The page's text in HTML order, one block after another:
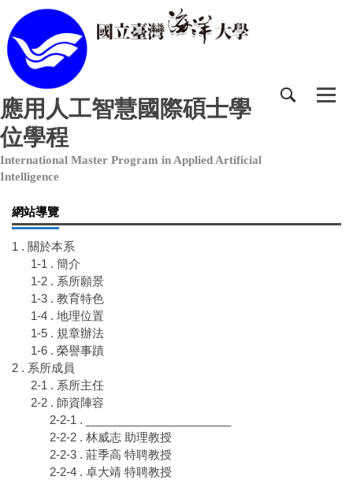
到
主
要
內
容
區
應用人工智慧國際碩士學
位學程
International Master Program in Applied Artificial
Intelligence
網站導覽
1 . 關於本系
1-1 . 簡介
1-2 . 系所願景
1-3 . 教育特色
1-4 . 地理位置
1-5 . 規章辦法
1-6 . 榮譽事蹟
2 . 系所成員
2-1 . 系所主任
2-2 . 師資陣容
2-2-1 . _______________________
2-2-2 . 林威志 助理教授
2-2-3 . 莊季高 特聘教授
2-2-4 . 卓大靖 特聘教授